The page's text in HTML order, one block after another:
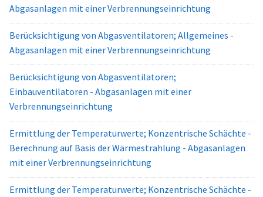
Abgasanlagen mit einer Verbrennungseinrichtung
Berücksichtigung von Abgasventilatoren; Allgemeines -
Abgasanlagen mit einer Verbrennungseinrichtung
Berücksichtigung von Abgasventilatoren;
Einbauventilatoren - Abgasanlagen mit einer
Verbrennungseinrichtung
Ermittlung der Temperaturwerte; Konzentrische Schächte -
Berechnung auf Basis der Wärmestrahlung - Abgasanlagen
mit einer Verbrennungseinrichtung
Ermittlung der Temperaturwerte; Konzentrische Schächte -